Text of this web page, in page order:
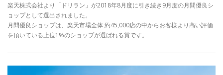
楽天株式会社より「ドリラン」が2018年8月度に引き続き9月度の月間優良シ
ョップとして選出されました。
月間優良ショップは、楽天市場全体 約45,000店の中からお客様より高い評価
を頂いている上位1%のショップが選ばれる賞です。